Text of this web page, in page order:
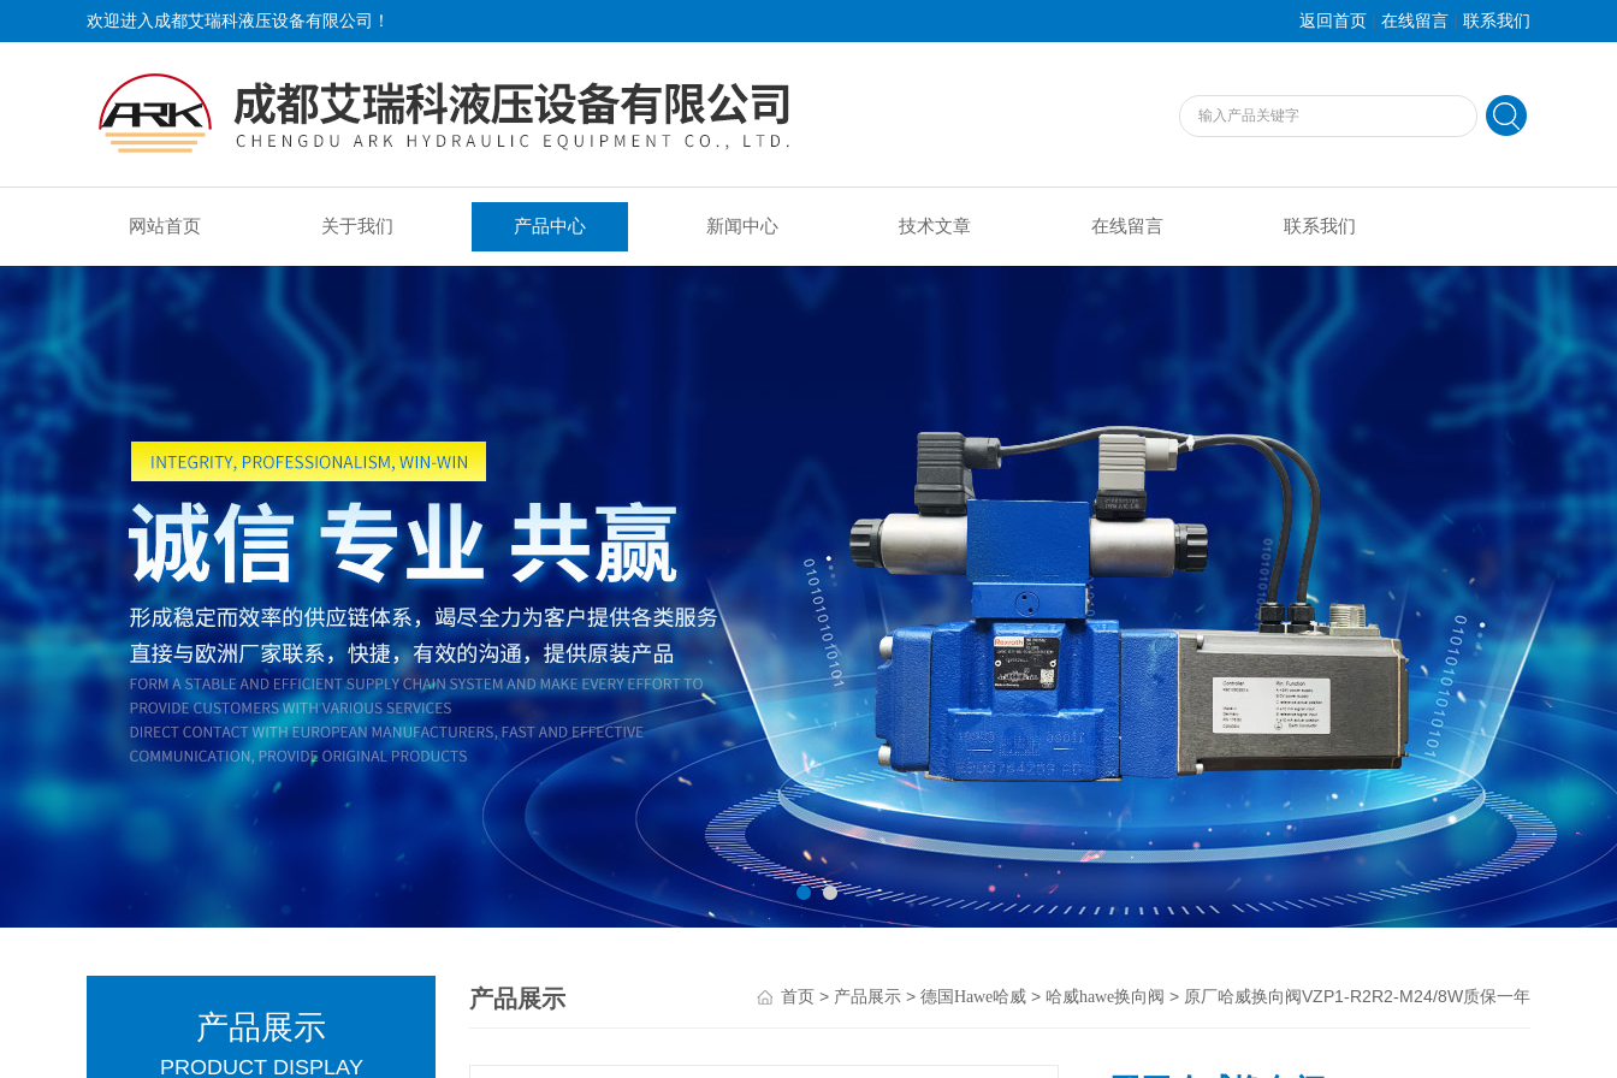
欢迎进入成都艾瑞科液压设备有限公司！ 返回首页 | 在线留言 | 联系我们
网站首页 关于我们 产品中心 新闻中心 技术文章 在线留言 联系我们
产品展示
PRODUCT DISPLAY
产品展示 首页 > 产品展示 > 德国Hawe哈威 > 哈威hawe换向阀 > 原厂哈威换向阀VZP1-R2R2-M24/8W质保一年